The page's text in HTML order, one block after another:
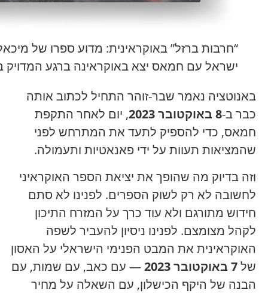
“חרבות ברזל” באוקראינית: מדוע ספרו של
ישראל עם חמאס יצא באוקראינה ברגע המדויק
באנוטציה נאמר שבר-זוהר התחיל לכתוב אותה
כבר ב-8 באוקטובר 2023
, יום לאחר התקפת
חמאס, כדי להספיק לתעד את המתרחש לפני
שהמציאות תעוות על ידי פאנאטיות ותעמולה.
וזה בדיוק מה שהופך את יציאת הספר האוקראיני
לחשובה לא רק לשוק הספרים. לפנינו לא סתם
חידוש מתורגם ולא עוד כרך על המזרח התיכון
לקהל מצומצם. לפנינו ניסיון להעביר לשפה
האוקראינית את המבט הפנימי הישראלי על האסון
של7 באוקטובר 2023
— עם כאב, עם שמות, עם
הבנה של היקף הכישלון, עם השאלה על מחיר